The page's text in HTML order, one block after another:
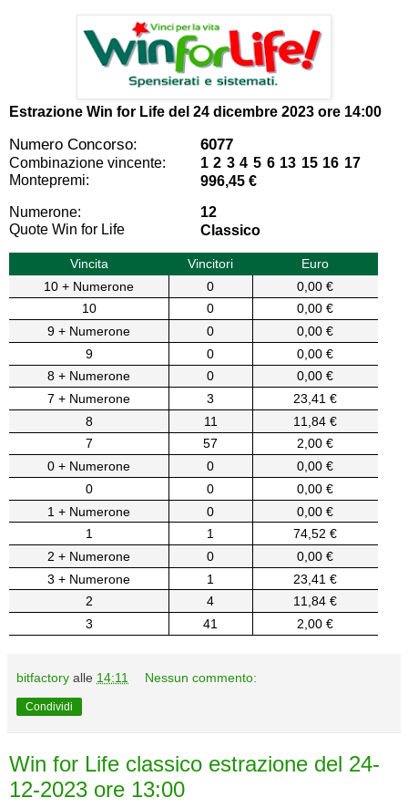
Estrazione Win for Life del 24 dicembre 2023 ore 14:00
Numero Concorso: 6077
Combinazione vincente:
1 2 3 4 5 6 13 15 16 17
Montepremi:
996,45 €
Numerone:
12
Quote Win for Life
Classico
Vincita Vincitori
Euro
10 + Numerone
0
0,00 €
10
0
0,00 €
9 + Numerone
0
0,00 €
9
0
0,00 €
8 + Numerone
0
0,00 €
7 + Numerone
3
23,41 €
8
11
11,84 €
7
57
2,00 €
0 + Numerone
0
0,00 €
0
0
0,00 €
1 + Numerone
0
0,00 €
1
1
74,52 €
2 + Numerone
0
0,00 €
3 + Numerone
1
23,41 €
2
4
11,84 €
3
41 2,00 €
bitfactory alle 14:11 Nessun commento:
Condividi
Win for Life classico estrazione del 24-
12-2023 ore 13:00